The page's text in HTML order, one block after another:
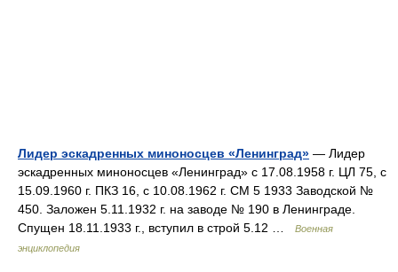
Лидер эскадренных миноносцев «Ленинград» — Лидер
эскадренных миноносцев «Ленинград» с 17.08.1958 г. ЦЛ 75, с
15.09.1960 г. ПКЗ 16, с 10.08.1962 г. СМ 5 1933 Заводской №
450. Заложен 5.11.1932 г. на заводе № 190 в Ленинграде.
Спущен 18.11.1933 г., вступил в строй 5.12 …
Военная
энциклопедия